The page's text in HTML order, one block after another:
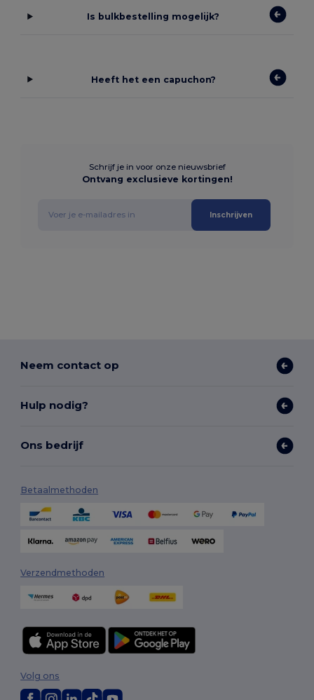
Is bulkbestelling mogelijk?
Heeft het een capuchon?
Schrijf je in voor onze nieuwsbrief
Ontvang exclusieve kortingen!
Inschrijven
Neem contact op
Hulp nodig?
Ons bedrijf
Betaalmethoden
Verzendmethoden
Volg ons